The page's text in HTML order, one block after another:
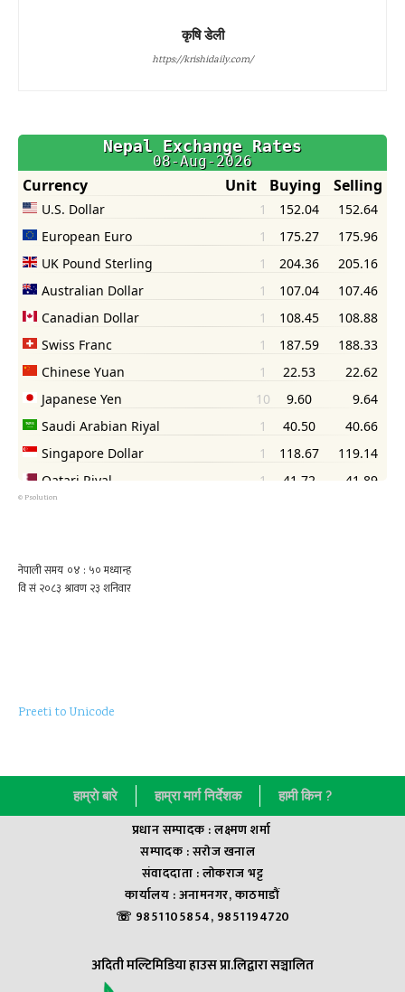
कृषि डेली
https://krishidaily.com/
© Psolution
Preeti to Unicode
हाम्राे बारे हाम्रा मार्ग निर्देशक हामी किन ?
प्रधान सम्पादक : लक्ष्मण शर्मा
सम्पादक : सराेज खनाल
संवाददाता : लाेकराज भट्ट
कार्यालय : अनामनगर, काठमाडौं
☏ 9851105854, 9851194720
अदिती मल्टिमिडिया हाउस प्रा.लिद्वारा सञ्चालित